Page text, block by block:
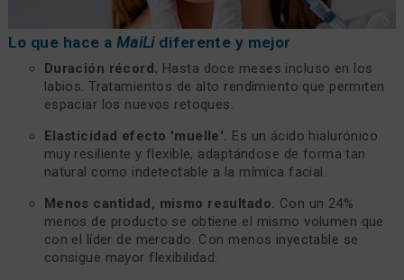
Lo que hace a MaiLidiferente y mejor
Duración récord. Hasta doce meses incluso en los
labios. Tratamientos de alto rendimiento que permiten
espaciar los nuevos retoques.
Elasticidad efecto 'muelle'. Es un ácido hialurónico
muy resiliente y flexible, adaptándose de forma tan
natural como indetectable a la mímica facial.
Menos cantidad, mismo resultado. Con un 24%
menos de producto se obtiene el mismo volumen que
con el líder de mercado. Con menos inyectable se
consigue mayor flexibilidad.